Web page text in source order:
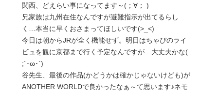
関西、どえらい事になってます～(；∀； )
兄家族は九州在住なんですが避難指示が出てるらし
く…本当に早くおさまってほしいです(>_<)
今日は朝からJRが全く機能せず。明日はちゃぴのライ
ビュを観に京都まで行く予定なんですが…大丈夫かな(
;´･ω･`)
谷先生、最後の作品(かどうかは確かじゃないけども)が
ANOTHER WORLDで良かったなぁ～て思います♪ネモ